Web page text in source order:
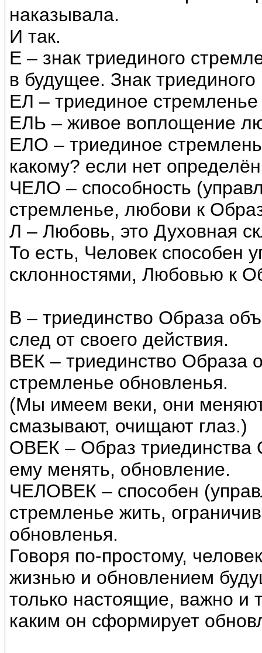
наказывала.
И так.
Е – знак триединого
в будущее. Знак
ЕЛ – триединое
ЕЛЬ – живое воплощение
ЕЛО – триединое
какому? если нет
ЧЕЛО – способность
стремленье, любови к
Л – Любовь, это Духовная
То есть, Человек способен
склонностями, Любовью к
В – триединство Образа
след от своего действия.
ВЕК – триединство Образа
стремленье обновленья.
(Мы имеем веки, они
смазывают, очищают глаз.)
ОВЕК – Образ триединства
ему менять, обновление.
ЧЕЛОВЕК – способен
стремленье жить,
обновленья.
Говоря по-простому,
жизнью и обновлением
только настоящие, важно и
каким он сформирует